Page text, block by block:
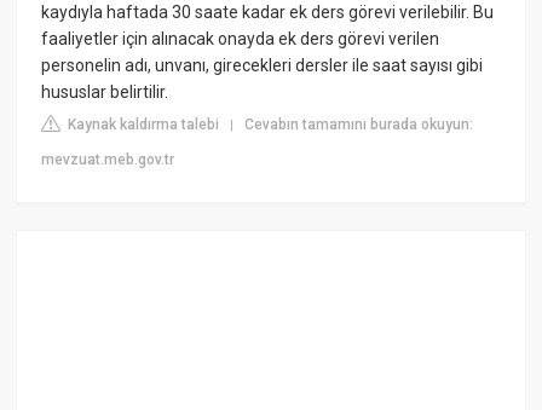
kaydıyla haftada 30 saate kadar ek ders görevi verilebilir. Bu
faaliyetler için alınacak onayda ek ders görevi verilen
personelin adı, unvanı, girecekleri dersler ile saat sayısı gibi
hususlar belirtilir.
Kaynak kaldırma talebi |Cevabın tamamını burada okuyun:
mevzuat.meb.gov.tr